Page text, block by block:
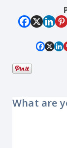
What are